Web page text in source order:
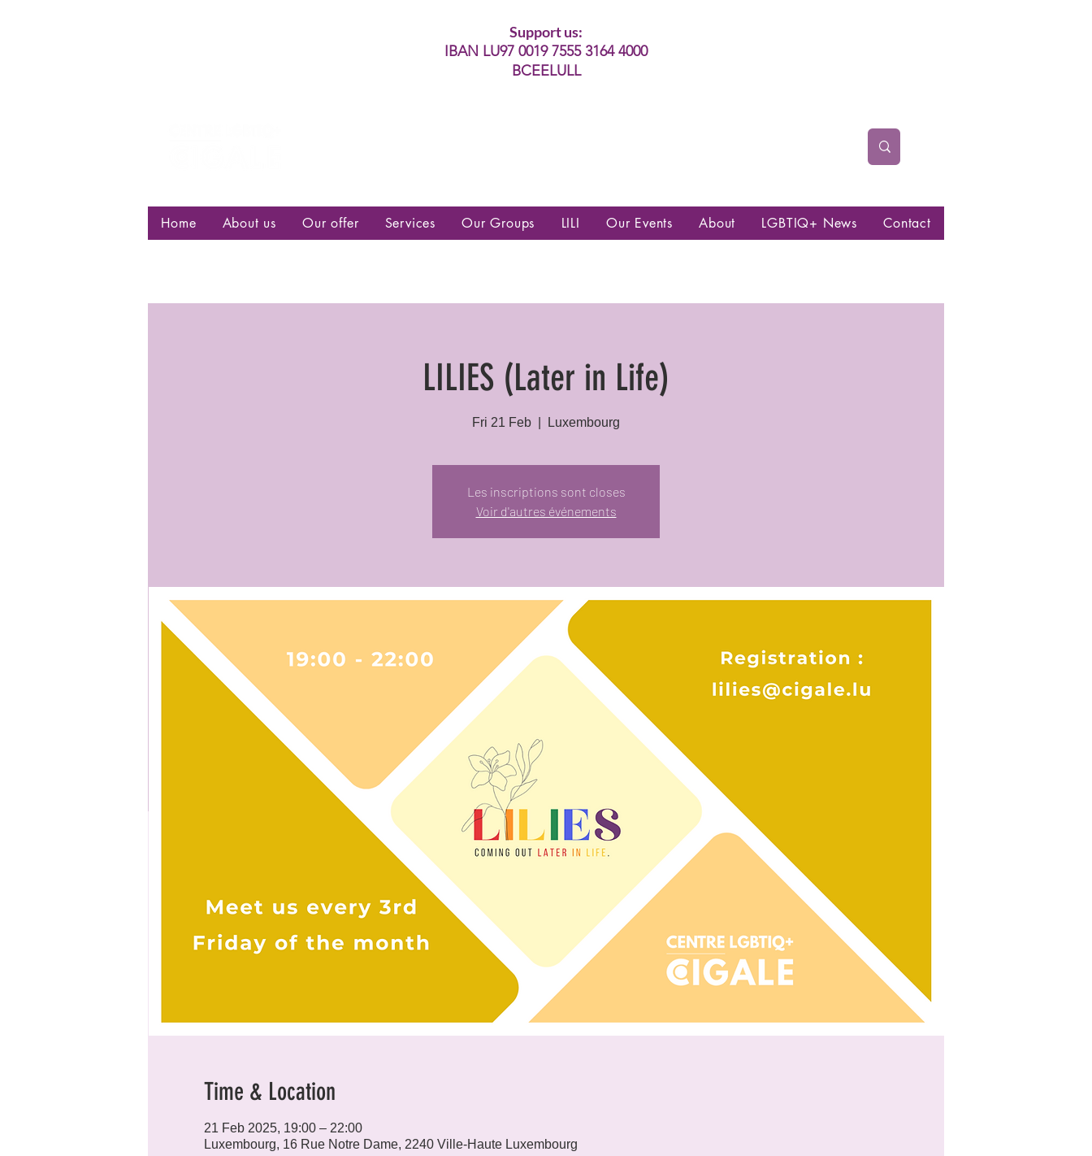
Support us:
IBAN LU97 0019 7555 3164 4000
BCEELULL
Home About us Our offer Services Our Groups LILI Our Events About LGBTIQ+ News Contact
LILIES (Later in Life)
Fri 21 Feb Luxembourg
Les inscriptions sont closes
Voir d'autres événements
Time & Location
21 Feb 2025, 19:00 – 22:00
Luxembourg, 16 Rue Notre Dame, 2240 Ville-Haute Luxembourg